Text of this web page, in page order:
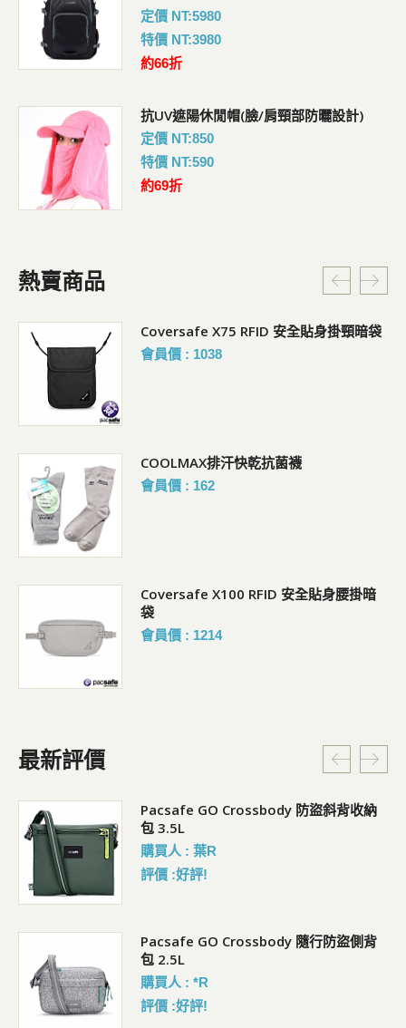
定價 NT:5980
特價 NT:3980
約66折
抗UV遮陽休閒帽(臉/肩頸部防曬設計)
定價 NT:850
特價 NT:590
約69折
熱賣商品
Coversafe X75 RFID 安全貼身掛頸暗袋
會員價 : 1038
COOLMAX排汗快乾抗菌襪
會員價 : 162
Coversafe X100 RFID 安全貼身腰掛暗
袋
會員價 : 1214
最新評價
Pacsafe GO Crossbody 防盜斜背收納
包 3.5L
購買人 : 葉R
評價 :好評!
Pacsafe GO Crossbody 隨行防盜側背
包 2.5L
購買人 : *R
評價 :好評!